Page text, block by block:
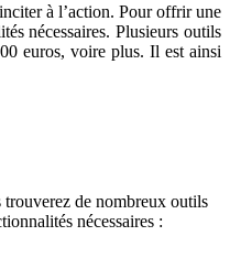
à l’action. Pour offrir une
nécessaires. Plusieurs outils
euros, voire plus. Il est ainsi
trouverez de nombreux outils
nécessaires :